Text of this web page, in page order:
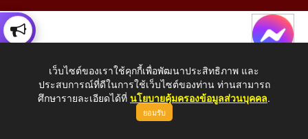
เว็บไซต์ของเราใช้คุกกี้เพื่อพัฒนาประสิทธิภาพ และ
ประสบการณ์ที่ดีในการใช้เว็บไซต์ของท่าน ท่านสามารถ
ศึกษารายละเอียดได้ที่ นโยบายคุ้มครองข้อมูลส่วนบุคคล.
ยอมรับ